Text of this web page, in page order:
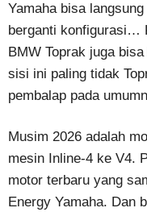
Yamaha bisa
berganti konfigurasi…
BMW Toprak juga
sisi ini paling tidak
pembalap pada
Musim 2026 adalah
mesin Inline-4 ke V4.
motor terbaru yang
Energy Yamaha. Dan